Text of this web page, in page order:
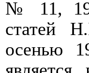
№ 11,
статей
осенью